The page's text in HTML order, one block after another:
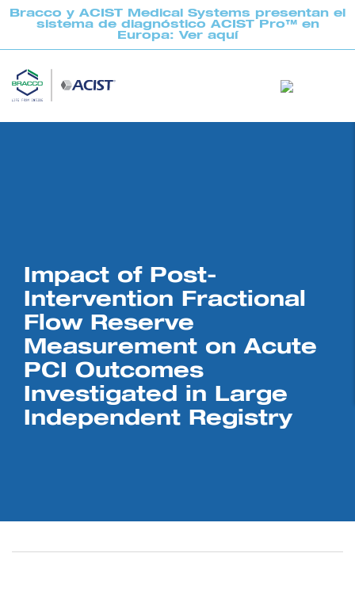
Bracco y ACIST Medical Systems presentan el
sistema de diagnóstico ACIST Pro™ en
Europa: Ver aquí
Impact of Post-
Intervention Fractional
Flow Reserve
Measurement on Acute
PCI Outcomes
Investigated in Large
Independent Registry